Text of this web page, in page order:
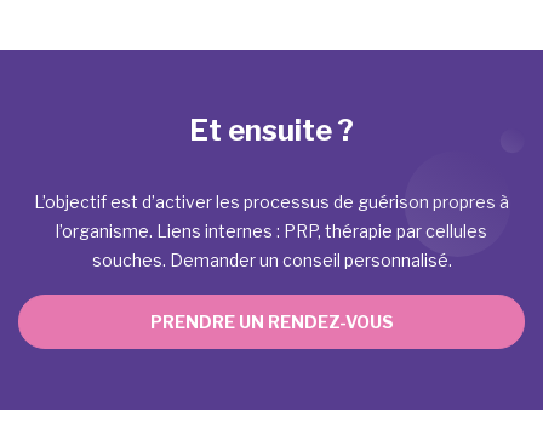
Et ensuite ?
L’objectif est d’activer les processus de guérison propres à
l’organisme. Liens internes : PRP, thérapie par cellules
souches. Demander un conseil personnalisé.
PRENDRE UN RENDEZ-VOUS